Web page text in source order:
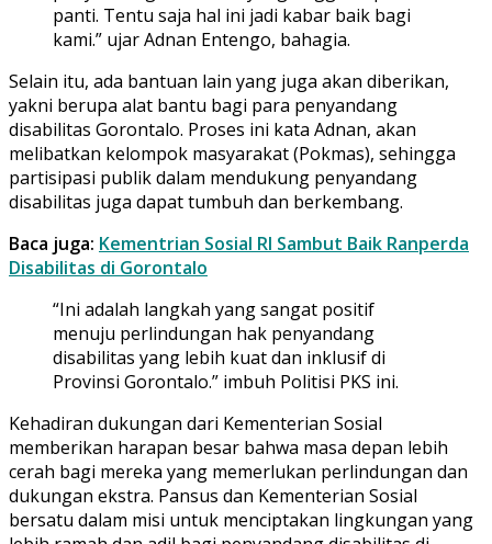
panti. Tentu saja hal ini jadi kabar baik bagi
kami.” ujar Adnan Entengo, bahagia.
Selain itu, ada bantuan lain yang juga akan diberikan,
yakni berupa alat bantu bagi para penyandang
disabilitas Gorontalo. Proses ini kata Adnan, akan
melibatkan kelompok masyarakat (Pokmas), sehingga
partisipasi publik dalam mendukung penyandang
disabilitas juga dapat tumbuh dan berkembang.
Baca juga: Kementrian Sosial RI Sambut Baik Ranperda
Disabilitas di Gorontalo
“Ini adalah langkah yang sangat positif
menuju perlindungan hak penyandang
disabilitas yang lebih kuat dan inklusif di
Provinsi Gorontalo.” imbuh Politisi PKS ini.
Kehadiran dukungan dari Kementerian Sosial
memberikan harapan besar bahwa masa depan lebih
cerah bagi mereka yang memerlukan perlindungan dan
dukungan ekstra. Pansus dan Kementerian Sosial
bersatu dalam misi untuk menciptakan lingkungan yang